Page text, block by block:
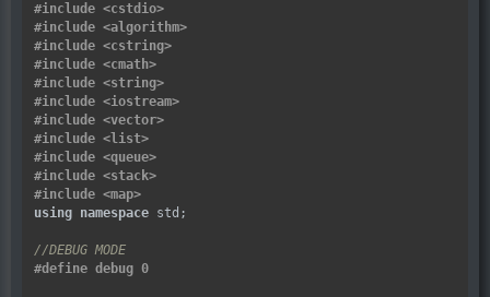
#include <cstdio>
#include <algorithm>
#include <cstring>
#include <cmath>
#include <string>
#include <iostream>
#include <vector>
#include <list>
#include <queue>
#include <stack>
#include <map>
using namespace std;